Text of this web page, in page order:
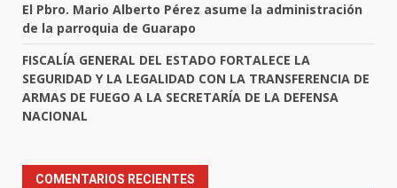
El Pbro. Mario Alberto Pérez asume la administración
de la parroquia de Guarapo
FISCALÍA GENERAL DEL ESTADO FORTALECE LA
SEGURIDAD Y LA LEGALIDAD CON LA TRANSFERENCIA DE
ARMAS DE FUEGO A LA SECRETARÍA DE LA DEFENSA
NACIONAL
COMENTARIOS RECIENTES